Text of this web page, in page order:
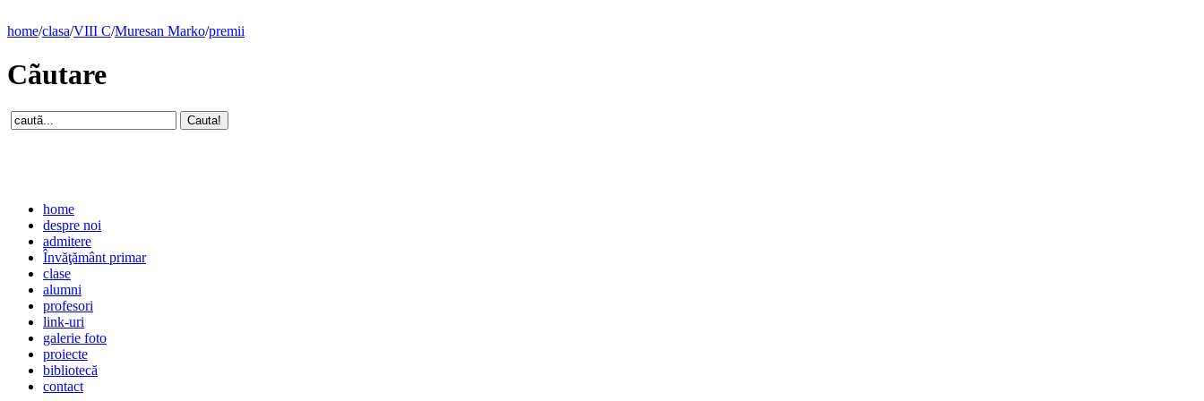
home/clasa/VIII C/Muresan Marko/premii
Cãutare
home
despre noi
admitere
Învăţământ primar
clase
alumni
profesori
link-uri
galerie foto
proiecte
bibliotecă
contact